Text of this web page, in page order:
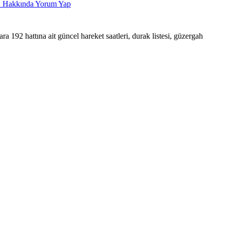
Hakkında Yorum Yap
hattına ait güncel hareket saatleri, durak listesi, güzergah